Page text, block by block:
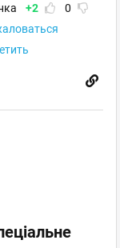
+2
0